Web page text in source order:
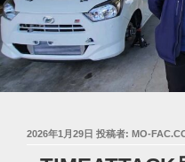
投
2026年1月29日 投稿者: MO-